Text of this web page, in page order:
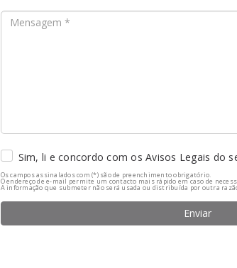
Sim, li e concordo com os Avisos Legais do
Os campos assinalados com (*) são de preenchimento obrigatório.
O endereço de e-mail permite um contacto mais rápido em caso de
A informação que submeter não será usada ou distribuída por outra
Enviar